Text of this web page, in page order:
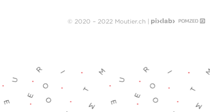
© 2020 – 2022 Moutier.ch |